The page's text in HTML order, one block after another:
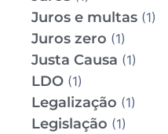
Juros e multas (1)
Juros zero (1)
Justa Causa (1)
LDO (1)
Legalização (1)
Legislação (1)